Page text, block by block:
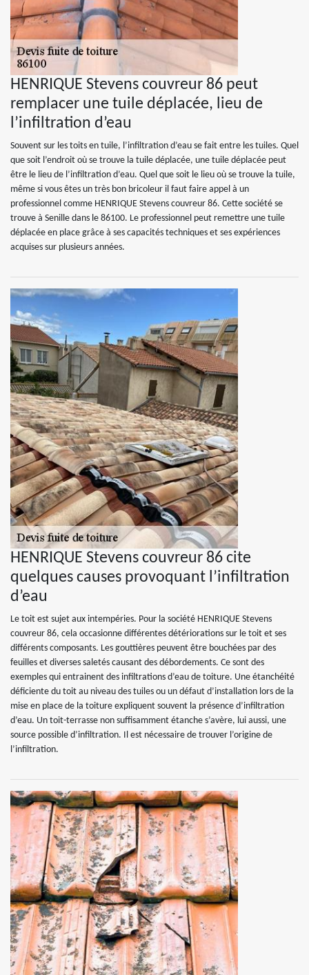
HENRIQUE Stevens couvreur 86 peut
remplacer une tuile déplacée, lieu de
l’infiltration d’eau
Souvent sur les toits en tuile, l’infiltration d’eau se fait entre les tuiles. Quel
que soit l’endroit où se trouve la tuile déplacée, une tuile déplacée peut
être le lieu de l’infiltration d’eau. Quel que soit le lieu où se trouve la tuile,
même si vous êtes un très bon bricoleur il faut faire appel à un
professionnel comme HENRIQUE Stevens couvreur 86. Cette société se
trouve à Senille dans le 86100. Le professionnel peut remettre une tuile
déplacée en place grâce à ses capacités techniques et ses expériences
acquises sur plusieurs années.
HENRIQUE Stevens couvreur 86 cite
quelques causes provoquant l’infiltration
d’eau
Le toit est sujet aux intempéries. Pour la société HENRIQUE Stevens
couvreur 86, cela occasionne différentes détériorations sur le toit et ses
différents composants. Les gouttières peuvent être bouchées par des
feuilles et diverses saletés causant des débordements. Ce sont des
exemples qui entrainent des infiltrations d’eau de toiture. Une étanchéité
déficiente du toit au niveau des tuiles ou un défaut d’installation lors de la
mise en place de la toiture expliquent souvent la présence d’infiltration
d’eau. Un toit-terrasse non suffisamment étanche s’avère, lui aussi, une
source possible d’infiltration. Il est nécessaire de trouver l’origine de
l’infiltration.